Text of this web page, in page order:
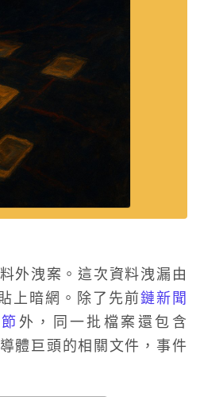
洩案。這次資料洩漏由
上暗網。除了先前鏈新聞
外，同一批檔案還包含
體巨頭的相關文件，事件